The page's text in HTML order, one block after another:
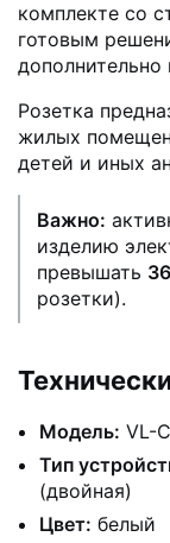
комплекте со
готовым
дополнительно
Розетка
жилых
детей и иных
Важно:
изделию
превышать
розетки).
Модель: VL-
Тип
(двойная)
Цвет: белый